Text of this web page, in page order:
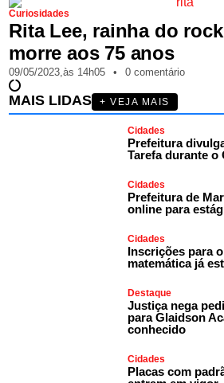
Curiosidades
Rita Lee, rainha do
morre aos 75 anos
09/05/2023,às 14h05 • 0 comentário
MAIS LIDAS + VEJA MAIS
Cidades
Prefeitura
Tarefa durante o
Cidades
Prefeitura de
online para
Cidades
Inscrições para
matemática já
Destaque
Justiça nega
para Glaidson
conhecido
Cidades
Placas com